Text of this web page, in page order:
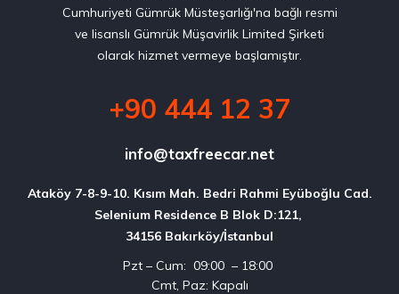
Cumhuriyeti Gümrük Müsteşarlığı'na bağlı resmi
ve lisanslı Gümrük Müşavirlik Limited Şirketi
olarak hizmet vermeye başlamıştır.
+90 444 12 37
info@taxfreecar.net
Ataköy 7-8-9-10. Kısım Mah. Bedri Rahmi Eyüboğlu Cad.
Selenium Residence B Blok D:121,
34156 Bakırköy/İstanbul
Pzt – Cum: 09:00 – 18:00
Cmt, Paz: Kapalı